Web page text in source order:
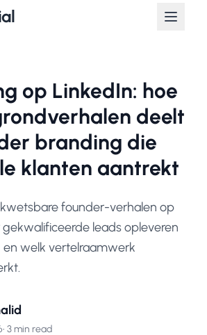
op LinkedIn: hoe
deelt
branding die
klanten aantrekt
founder-verhalen op
leads opleveren
en welk vertelraamwerk
• 3 min read